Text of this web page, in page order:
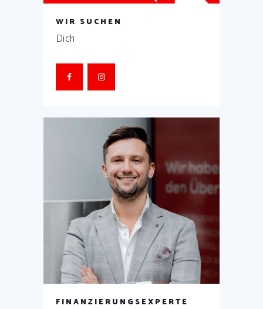
WIR SUCHEN
Dich
FINANZIERUNGSEXPERTE